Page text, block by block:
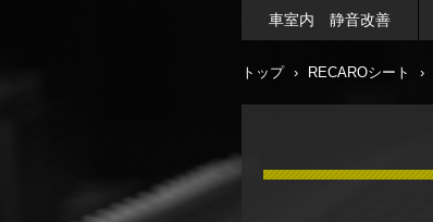
車室内 静音改善
トップ › RECAROシート ›